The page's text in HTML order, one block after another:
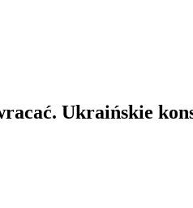
Ukraińskie